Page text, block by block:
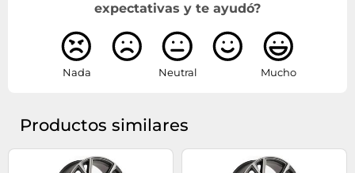
expectativas y te ayudó?
Nada Neutral Mucho
Productos similares